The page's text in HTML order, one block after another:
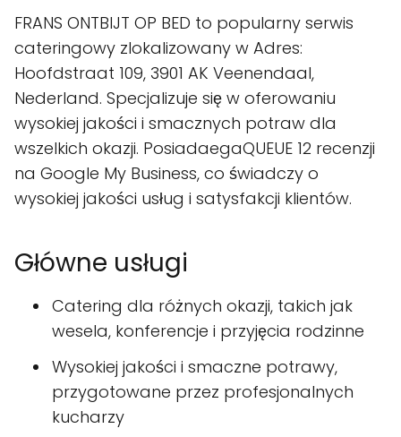
FRANS ONTBIJT OP BED to popularny serwis
cateringowy zlokalizowany w Adres:
Hoofdstraat 109, 3901 AK Veenendaal,
Nederland. Specjalizuje się w oferowaniu
wysokiej jakości i smacznych potraw dla
wszelkich okazji. PosiadaegaQUEUE 12 recenzji
na Google My Business, co świadczy o
wysokiej jakości usług i satysfakcji klientów.
Główne usługi
Catering dla różnych okazji, takich jak
wesela, konferencje i przyjęcia rodzinne
Wysokiej jakości i smaczne potrawy,
przygotowane przez profesjonalnych
kucharzy